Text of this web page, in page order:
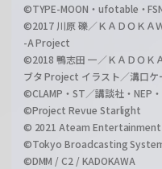
©TYPE-MOON・ufotable・
©2017 川原 礫／ＫＡＤＯＫＡ
-A Project
©2018 鴨志田 一／ＫＡＤＯＫ
ブタ Project イラスト／溝口ケ
©CLAMP・ST／講談社・NEP
©Project Revue Starlight
© 2021 Ateam Entertainment
©Tokyo Broadcasting
©DMM / C2 / KADOKAWA